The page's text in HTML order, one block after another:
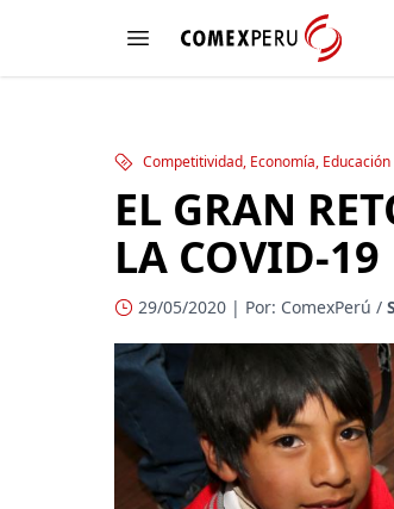
Open menu
ComexPerú
Competitividad, Economía, Educación
EL GRAN
LA COVID-19
29/05/2020 | Por: ComexPerú /